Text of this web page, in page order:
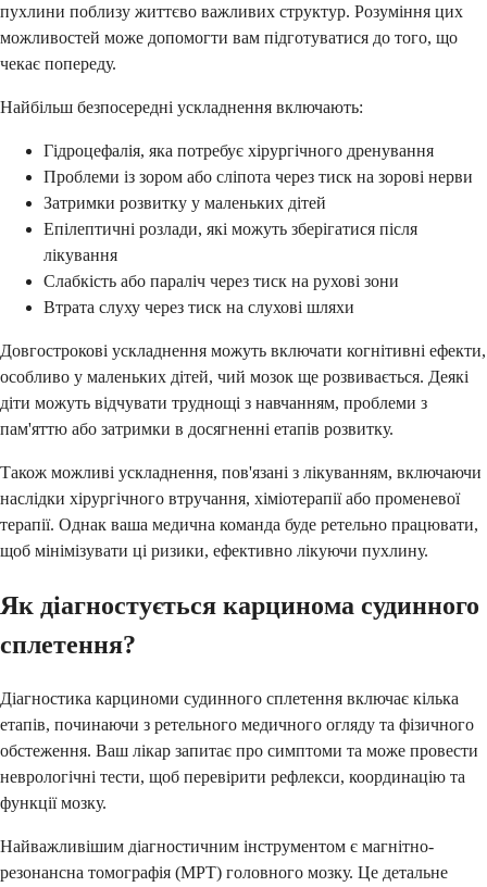
пухлини поблизу життєво важливих структур. Розуміння цих
можливостей може допомогти вам підготуватися до того, що
чекає попереду.
Найбільш безпосередні ускладнення включають:
Гідроцефалія, яка потребує хірургічного дренування
Проблеми із зором або сліпота через тиск на зорові нерви
Затримки розвитку у маленьких дітей
Епілептичні розлади, які можуть зберігатися після
лікування
Слабкість або параліч через тиск на рухові зони
Втрата слуху через тиск на слухові шляхи
Довгострокові ускладнення можуть включати когнітивні ефекти,
особливо у маленьких дітей, чий мозок ще розвивається. Деякі
діти можуть відчувати труднощі з навчанням, проблеми з
пам'яттю або затримки в досягненні етапів розвитку.
Також можливі ускладнення, пов'язані з лікуванням, включаючи
наслідки хірургічного втручання, хіміотерапії або променевої
терапії. Однак ваша медична команда буде ретельно працювати,
щоб мінімізувати ці ризики, ефективно лікуючи пухлину.
Як діагностується карцинома судинного
сплетення?
Діагностика карциноми судинного сплетення включає кілька
етапів, починаючи з ретельного медичного огляду та фізичного
обстеження. Ваш лікар запитає про симптоми та може провести
неврологічні тести, щоб перевірити рефлекси, координацію та
функції мозку.
Найважливішим діагностичним інструментом є магнітно-
резонансна томографія (МРТ) головного мозку. Це детальне